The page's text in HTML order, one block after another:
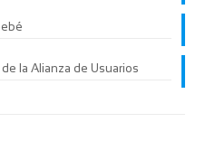
la Alianza de Usuarios